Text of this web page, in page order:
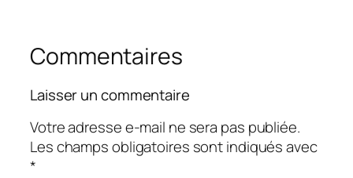
Commentaires
Laisser un commentaire
Votre adresse e-mail ne sera pas publiée.
Les champs obligatoires sont indiqués avec
*